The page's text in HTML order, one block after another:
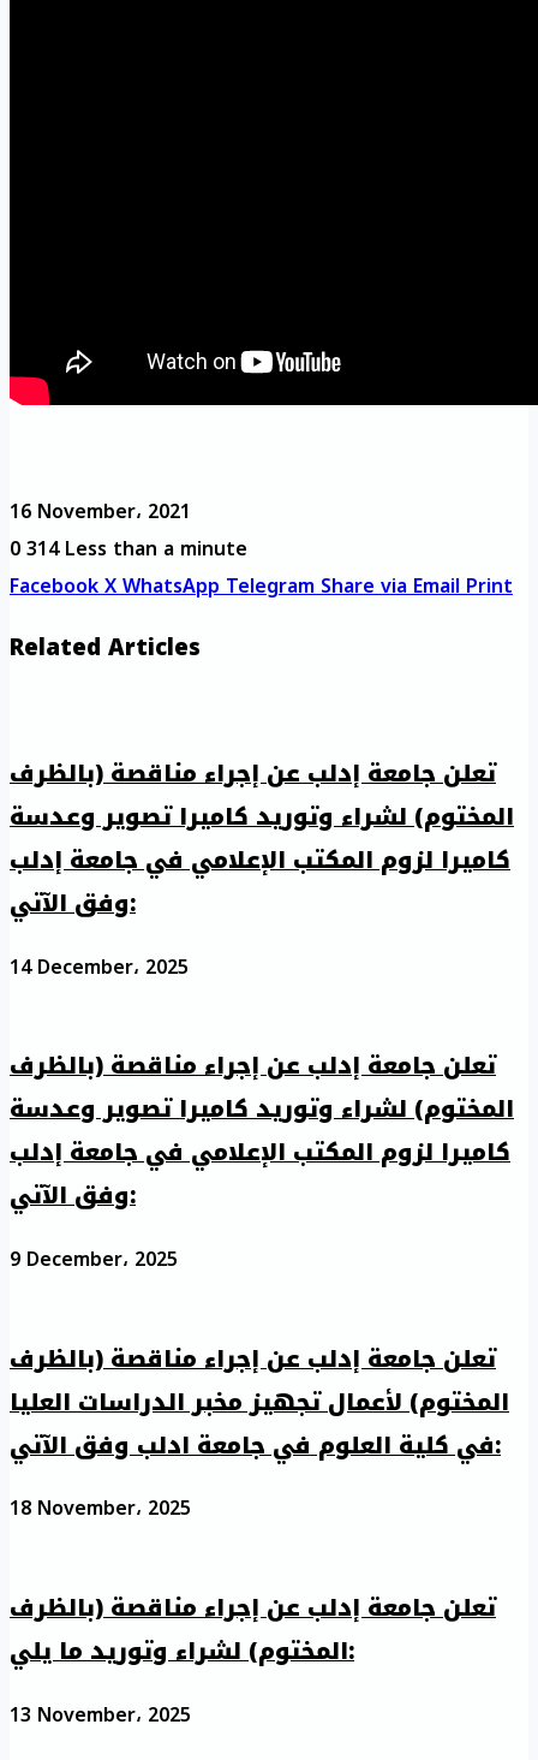
16 November، 2021
0314Less than a minute
FacebookXWhatsAppTelegramShare via EmailPrint
Related Articles
تعلن جامعة إدلب عن إجراء مناقصة (بالظرف
المختوم) لشراء وتوريد كاميرا تصوير وعدسة
كاميرا لزوم المكتب الإعلامي في جامعة إدلب
وفق الآتي:
14 December، 2025
تعلن جامعة إدلب عن إجراء مناقصة (بالظرف
المختوم) لشراء وتوريد كاميرا تصوير وعدسة
كاميرا لزوم المكتب الإعلامي في جامعة إدلب
وفق الآتي:
9 December، 2025
تعلن جامعة إدلب عن إجراء مناقصة (بالظرف
المختوم) لأعمال تجهيز مخبر الدراسات العليا
في كلية العلوم في جامعة ادلب وفق الآتي:
18 November، 2025
تعلن جامعة إدلب عن إجراء مناقصة (بالظرف
المختوم) لشراء وتوريد ما يلي:
13 November، 2025